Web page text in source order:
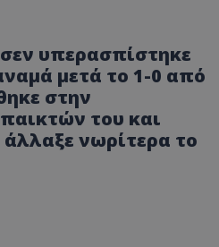
υπερασπίστηκε
μετά το 1-0 από
στην
του και
άλλαξε νωρίτερα το